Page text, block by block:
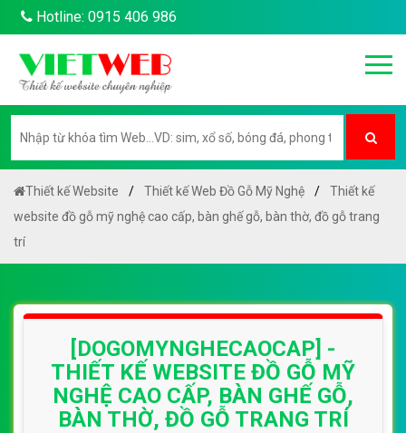
Hotline: 0915 406 986
Thiết kế Website Thiết kế Web Đồ Gỗ Mỹ Nghệ
Thiết kế
website đồ gỗ mỹ nghệ cao cấp, bàn ghế gỗ, bàn thờ, đồ gỗ trang
trí
[DOGOMYNGHECAOCAP] -
THIẾT KẾ WEBSITE ĐỒ GỖ MỸ
NGHỆ CAO CẤP, BÀN GHẾ GỖ,
BÀN THỜ, ĐỒ GỖ TRANG TRÍ